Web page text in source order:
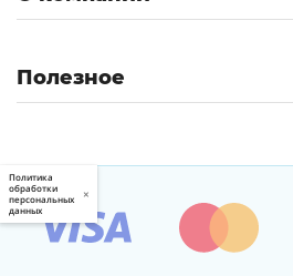
Полезное
Политика
обработки
персональных
данных
×